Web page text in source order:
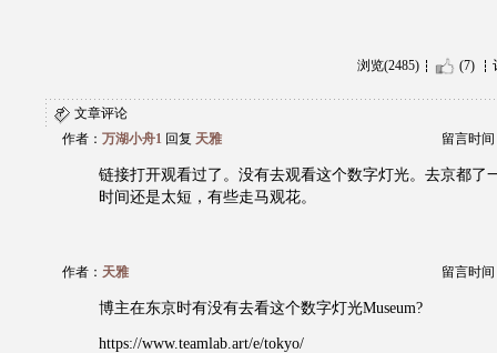
浏览(2485) (7)
文章评论
作者： 万湖小舟1 回复 天雅 留言时间
链接打开观看过了。没有去观看这个数字灯光。去京都了
时间还是太短，有些走马观花。
作者： 天雅 留言时间
博主在东京时有没有去看这个数字灯光Museum?
https://www.teamlab.art/e/tokyo/